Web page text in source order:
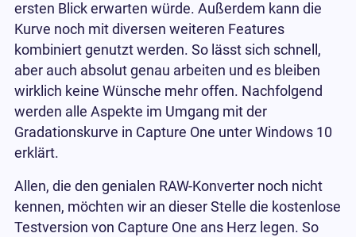
ersten Blick erwarten würde. Außerdem kann die
Kurve noch mit diversen weiteren Features
kombiniert genutzt werden. So lässt sich schnell,
aber auch absolut genau arbeiten und es bleiben
wirklich keine Wünsche mehr offen. Nachfolgend
werden alle Aspekte im Umgang mit der
Gradationskurve in Capture One unter Windows 10
erklärt.
Allen, die den genialen RAW-Konverter noch nicht
kennen, möchten wir an dieser Stelle die kostenlose
Testversion von Capture One ans Herz legen. So